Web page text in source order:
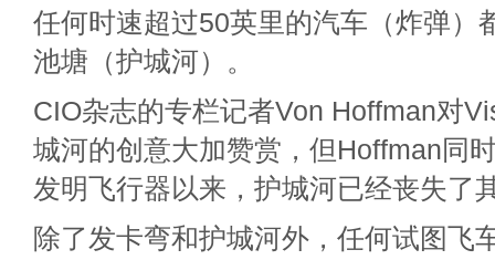
任何时速超过50英里的汽车（炸弹）
池塘（护城河）。
CIO杂志的专栏记者Von Hoffman对
城河的创意大加赞赏，但Hoffman同
发明飞行器以来，护城河已经丧失了
除了发卡弯和护城河外，任何试图飞